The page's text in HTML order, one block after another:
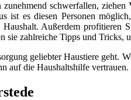
zunehmend schwerfallen,
es diesen Personen
Außerdem
zahlreiche Tipps und
geliebter Haustiere geht.
auf die Haushaltshilfe vertrauen.